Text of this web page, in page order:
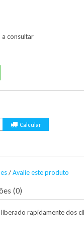
consultar
/Avalie este produto
(0)
rapidamente dos